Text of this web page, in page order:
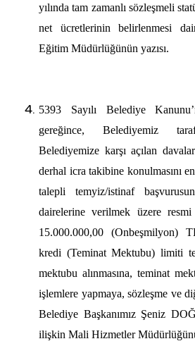
yılında tam zamanlı sözleşmeli
net ücretlerinin belirlenmesi
Eğitim Müdürlüğünün yazısı.
5393 Sayılı Belediye
gereğince, Belediyemiz
Belediyemize karşı açılan
derhal icra takibine konulmasını
talepli temyiz/istinaf
dairelerine verilmek üzere
15.000.000,00 (Onbeşmilyon)
kredi (Teminat Mektubu) limiti
mektubu alınmasına, teminat
işlemlere yapmaya, sözleşme ve
Belediye Başkanımız Şeniz
ilişkin Mali Hizmetler